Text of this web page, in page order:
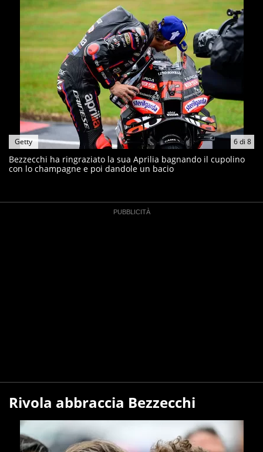
6di 8
Getty
Bezzecchi ha ringraziato la sua Aprilia bagnando il cupolino
con lo champagne e poi dandole un bacio
Rivola abbraccia Bezzecchi